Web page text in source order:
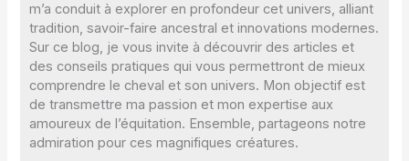
m’a conduit à explorer en profondeur cet univers, alliant
tradition, savoir-faire ancestral et innovations modernes.
Sur ce blog, je vous invite à découvrir des articles et
des conseils pratiques qui vous permettront de mieux
comprendre le cheval et son univers. Mon objectif est
de transmettre ma passion et mon expertise aux
amoureux de l’équitation. Ensemble, partageons notre
admiration pour ces magnifiques créatures.